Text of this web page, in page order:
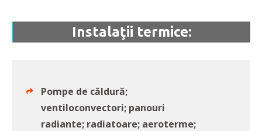
Instalaţii termice:
Pompe de căldură;
ventiloconvectori; panouri
radiante; radiatoare; aeroterme;